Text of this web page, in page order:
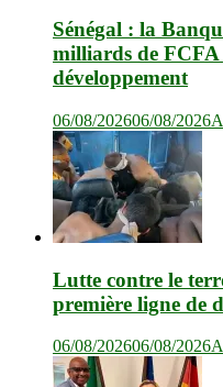
Sénégal : la
milliards de
développement
06/08/202606/08/2026
Lutte contre le
première ligne de
06/08/202606/08/2026